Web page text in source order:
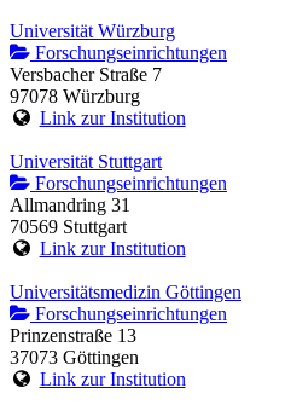
Universität Würzburg
Forschungseinrichtungen
Versbacher Straße 7
97078 Würzburg
Link zur Institution
Universität Stuttgart
Forschungseinrichtungen
Allmandring 31
70569 Stuttgart
Link zur Institution
Universitätsmedizin Göttingen
Forschungseinrichtungen
Prinzenstraße 13
37073 Göttingen
Link zur Institution